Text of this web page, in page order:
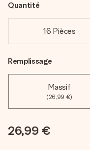
Quantité
16 Pièces
Remplissage
Massif
(26,99 €)
26,99 €